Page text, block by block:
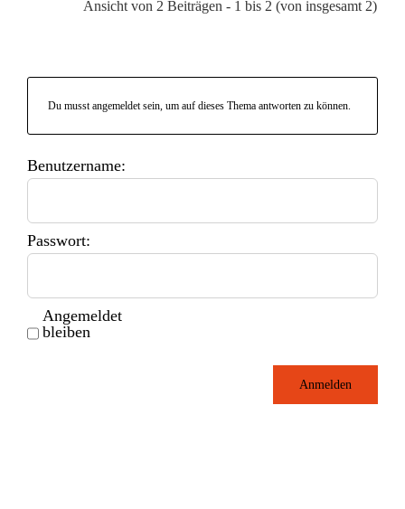
Ansicht von 2 Beiträgen - 1 bis 2 (von insgesamt 2)
Du musst angemeldet sein, um auf dieses Thema antworten zu können.
Benutzername:
Passwort:
Angemeldet
bleiben
Anmelden